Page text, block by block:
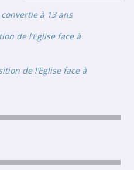
à 13 ans
de l’Eglise face à
de l’Eglise face à